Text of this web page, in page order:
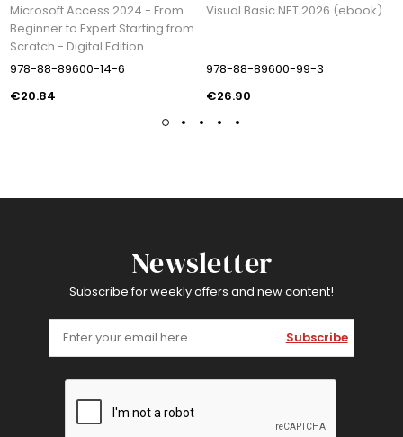
Microsoft Access 2024 - From
Beginner to Expert Starting from
Scratch - Digital Edition
978-88-89600-14-6
€20.84
Visual Basic.NET 2026 (ebook)
978-88-89600-99-3
€26.90
Newsletter
Subscribe for weekly offers and new content!
Subscribe